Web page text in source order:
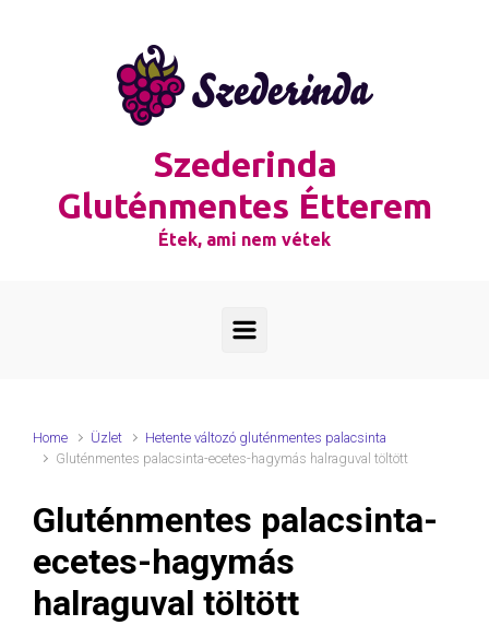
Szederinda
Gluténmentes Étterem
Étek, ami nem vétek
Home Üzlet
Hetente változó gluténmentes palacsinta
Gluténmentes palacsinta-ecetes-hagymás halraguval töltött
Gluténmentes palacsinta-
ecetes-hagymás
halraguval töltött